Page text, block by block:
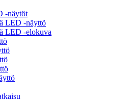
-näytöt
LED -näyttö
LED -elokuva